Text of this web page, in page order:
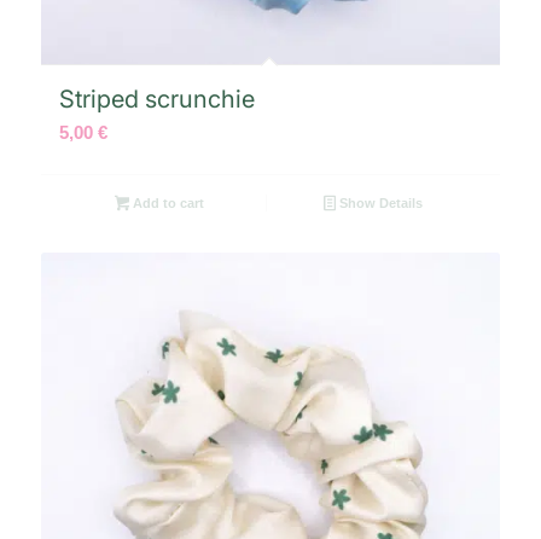
Striped scrunchie
5,00 €
Add to cart Show Details